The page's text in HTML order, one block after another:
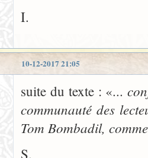
I.
10-12-2017 21:05
suite du texte : «...
communauté des
Tom Bombadil,
S.